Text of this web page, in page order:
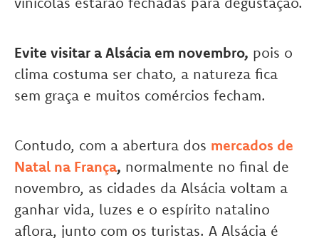
Evite visitar a Alsácia em novembro, pois o
clima costuma ser chato, a natureza fica
sem graça e muitos comércios fecham.
Contudo, com a abertura dos mercados de
Natal na França, normalmente no final de
novembro, as cidades da Alsácia voltam a
ganhar vida, luzes e o espírito natalino
aflora, junto com os turistas. A Alsácia é